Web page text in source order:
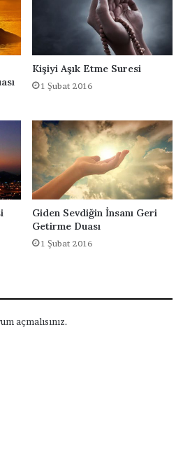
Kişiyi Aşık Etme Suresi
1 Şubat 2016
Giden Sevdiğin İnsanı Geri
Getirme Duası
1 Şubat 2016
açmalısınız.